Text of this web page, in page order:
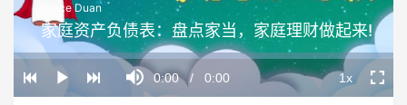
Video
Play
Mute
Current
0:00 / Duration
0:00
Loaded:
0%
Progress:
0%
Playback
Rate
1x
Grace Duan
家庭资产负债表：盘点家当，家庭理财做起来!